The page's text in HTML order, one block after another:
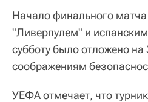
Начало финального
"Ливерпулем" и
субботу было отложено на
соображениям
УЕФА отмечает, что